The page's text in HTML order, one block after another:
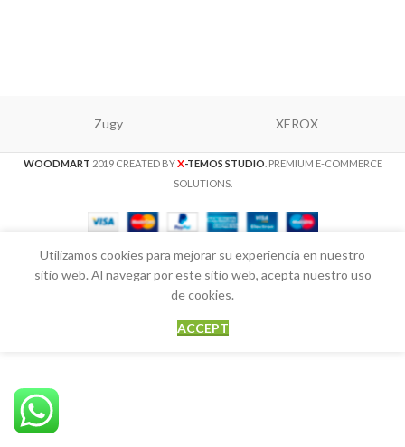
Zugy XEROX
WOODMART 2019 CREATED BYX-TEMOS STUDIO . PREMIUM E-COMMERCE
SOLUTIONS.
Utilizamos cookies para mejorar su experiencia en nuestro
sitio web. Al navegar por este sitio web, acepta nuestro uso
de cookies.
ACCEPT